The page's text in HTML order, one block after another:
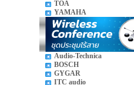
TOA
YAMAHA
Audio-Technica
BOSCH
GYGAR
ITC audio